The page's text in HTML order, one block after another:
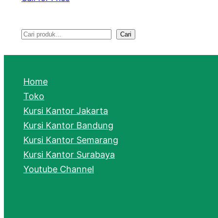
S
e
a
r
c
h
Cari
Home
Toko
Kursi Kantor Jakarta
Kursi Kantor Bandung
Kursi Kantor Semarang
Kursi Kantor Surabaya
Youtube Channel